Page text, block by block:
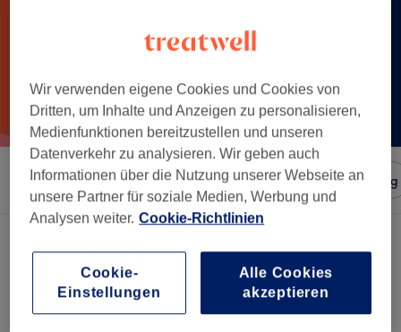
Sortieren nach Salons Expressangebote Bewertung
Wir verwenden eigene Cookies und Cookies von
Dritten, um Inhalte und Anzeigen zu personalisieren,
Medienfunktionen bereitzustellen und unseren
Datenverkehr zu analysieren. Wir geben auch
Informationen über die Nutzung unserer Webseite an
unsere Partner für soziale Medien, Werbung und
Analysen weiter. Cookie-Richtlinien
Cookie-
Einstellungen
Alle Cookies
akzeptieren